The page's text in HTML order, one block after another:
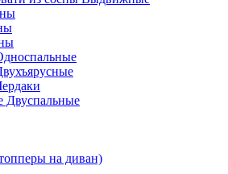
Двуспальные
на диван)